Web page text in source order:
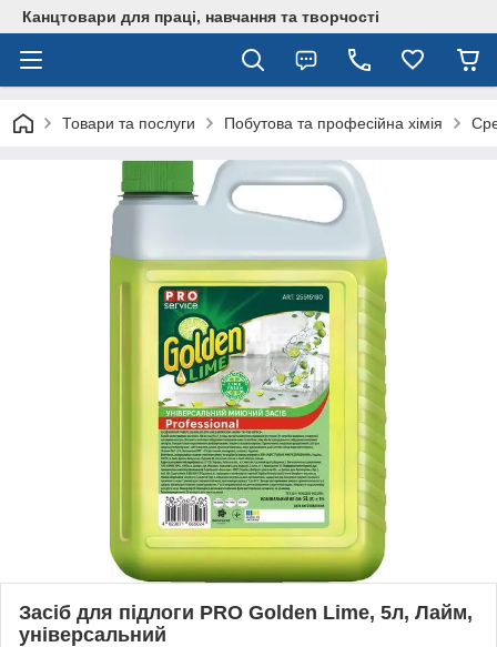
Канцтовари для працi, навчання та творчостi
Товари та послуги Побутова та професійна хімія
Засіб для підлоги PRO Golden Lime, 5л, Лайм,
універсальний